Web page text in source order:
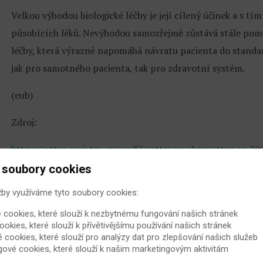
Velkou výhodou biologické léčby je její cílený účinek a s
působících léků. Nevýhodou samozřejmě zůstává stále
léčby, která výrazně napomáhá návratu pacienta do
jak pro samotného pacienta, tak pro zdravotní systém.
(eub)
Zdroj:
https://attra.registry.cz/res/file/attra/analyzy/attra-as-
https://www.revmatologicka-spolecnost.cz/centra-pro-
https://www.revma-
online.cz/storage/fm/
cookies
využíváme tyto soubory cookies:
cookies, které slouží k nezbytnému fungování našich stránek
které slouží k přívětivějšímu používání našich stránek
cookies, které slouží pro analýzy dat pro zlepšování našich služeb
cookies, které slouží k našim marketingovým aktivitám